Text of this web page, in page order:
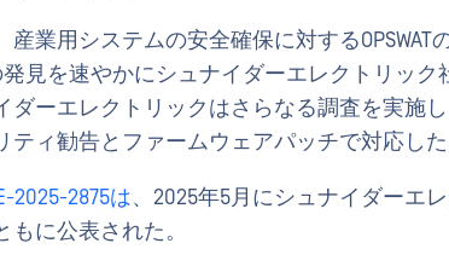
業用システムの安全確保に対するOPSWAT
見を速やかにシュナイダーエレクトリック
ダーエレクトリックはさらなる調査を実施
ィ勧告とファームウェアパッチで対応した
2025-2875は、2025年5月にシュナイダーエ
に公表された。